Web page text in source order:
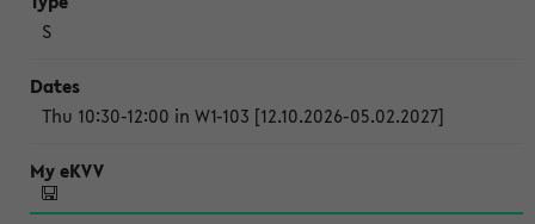
S
Thu 10:30-12:00 in W1-103 [12.10.2026-05.02.2027]